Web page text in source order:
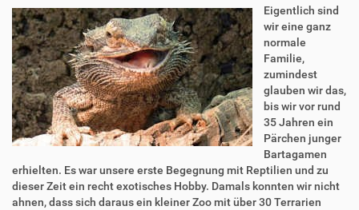
Eigentlich sind
wir eine ganz
normale
Familie,
zumindest
glauben wir das,
bis wir vor rund
35 Jahren ein
Pärchen junger
Bartagamen
erhielten. Es war unsere erste Begegnung mit Reptilien und zu
dieser Zeit ein recht exotisches Hobby. Damals konnten wir nicht
ahnen, dass sich daraus ein kleiner Zoo mit über 30 Terrarien